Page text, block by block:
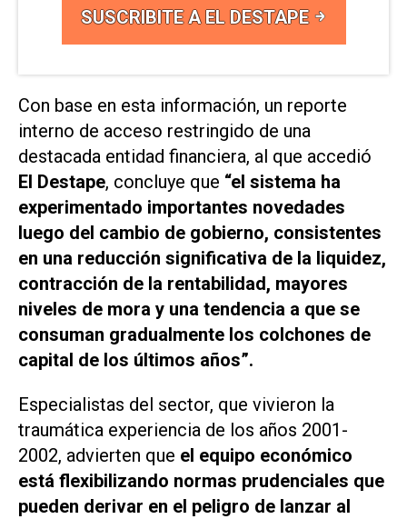
SUSCRIBITE A EL DESTAPE
Con base en esta información, un reporte
interno de acceso restringido de una
destacada entidad financiera, al que accedió
El Destape, concluye que “el sistema ha
experimentado importantes novedades
luego del cambio de gobierno, consistentes
en una reducción significativa de la liquidez,
contracción de la rentabilidad, mayores
niveles de mora y una tendencia a que se
consuman gradualmente los colchones de
capital de los últimos años”.
Especialistas del sector, que vivieron la
traumática experiencia de los años 2001-
2002, advierten que el equipo económico
está flexibilizando normas prudenciales que
pueden derivar en el peligro de lanzar al